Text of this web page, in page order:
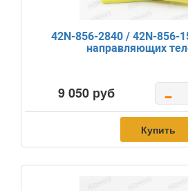
42N-856-2840 / 42N-856-
направляющих
9 050 руб -
Купить